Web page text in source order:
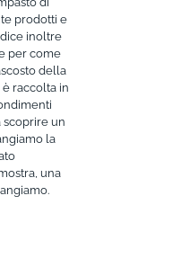
prodotti e
dice inoltre
per come
della
raccolta in
scoprire un
la
una